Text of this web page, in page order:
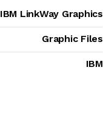
IBM LinkWay Graphics
Graphic Files
IBM